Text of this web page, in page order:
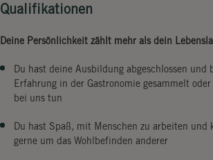
Qualifikationen
Deine Persönlichkeit zählt mehr als dein
Du hast deine Ausbildung abgeschlossen und
Erfahrung in der Gastronomie gesammelt
bei uns tun
Du hast Spaß, mit Menschen zu arbeiten und
gerne um das Wohlbefinden anderer